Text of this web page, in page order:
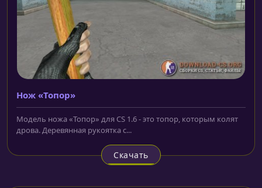
Нож «Топор»
Модель ножа «Топор» для CS 1.6 - это топор, которым колят
дрова. Деревянная рукоятка с...
Скачать